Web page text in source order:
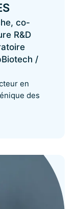
co-
R&D
/
en
des